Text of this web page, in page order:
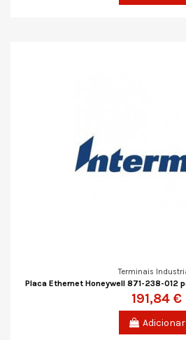
Terminais
Placa Ethernet Honeywell 871-238-012
191,84 €
Adicionar